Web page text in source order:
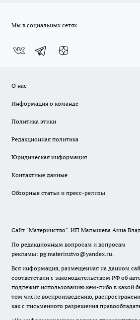
Мы в социальных сетях
О нас
Информация о команде
Политика этики
Редакционная политика
Юридическая информация
Контактные данные
Обзорные статьи и пресс-релизы
Сайт "Материнство". ИП Малышева Анна
По редакционным вопросам и вопросам
рекламы: pg.materinstvo@yandex.ru.
Вся информация, размещенная на данном
соответствии с законодательством РФ об
подлежит использованию кем-либо в какой
том числе воспроизведению,
как с письменного разрешения